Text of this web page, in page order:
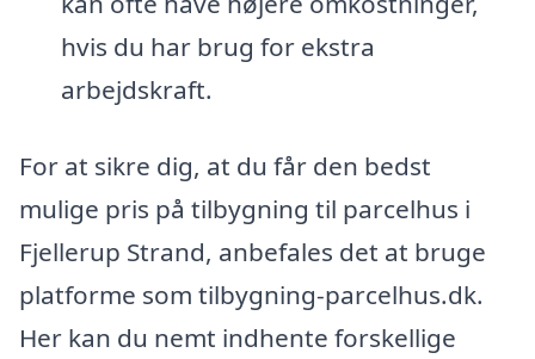
hvis du har brug for ekstra
arbejdskraft.
For at sikre dig, at du får den bedst
mulige pris på tilbygning til parcelhus i
Fjellerup Strand, anbefales det at bruge
platforme som tilbygning-parcelhus.dk.
Her kan du nemt indhente forskellige